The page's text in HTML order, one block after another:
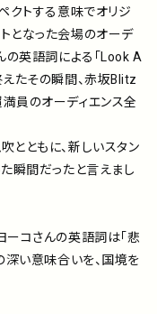
クトする意味でオリジ
となった会場のオーデ
の英語詞による｢Look A
たその瞬間、赤坂Blitz
員のオーディエンス全
とともに、新しいスタン
瞬間だったと言えまし
ーコさんの英語詞は｢悲
深い意味合いを、国境を